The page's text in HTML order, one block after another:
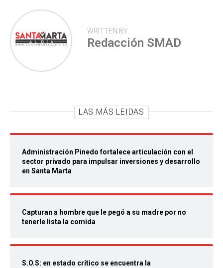
WRITTEN BY
Redacción SMAD
LAS MÁS LEIDAS
Administración Pinedo fortalece articulación con el
sector privado para impulsar inversiones y desarrollo
en Santa Marta
Capturan a hombre que le pegó a su madre por no
tenerle lista la comida
S.O.S: en estado crítico se encuentra la